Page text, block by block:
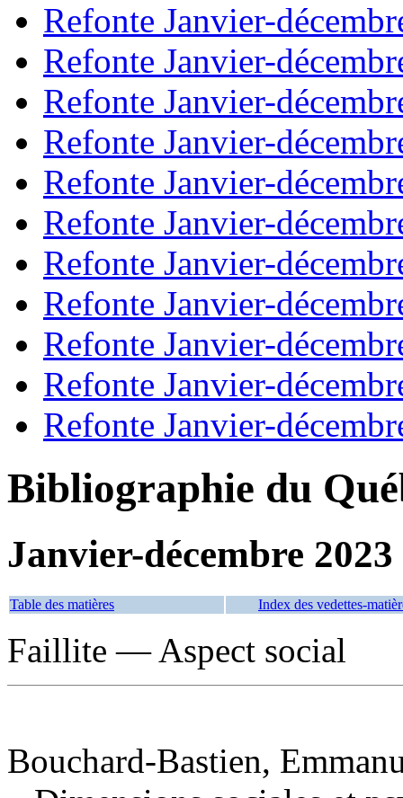
Refonte Janvier-
Refonte Janvier-
Refonte Janvier-
Refonte Janvier-
Refonte Janvier-
Refonte Janvier-
Refonte Janvier-
Refonte Janvier-
Refonte Janvier-
Refonte Janvier-
Refonte Janvier-
Bibliographie du
Janvier-décembre 2023
Table des matières Index des vedettes-
Faillite — Aspect social
Bouchard-Bastien,